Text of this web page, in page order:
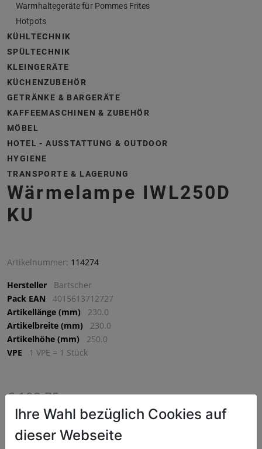
Warmhaltegeräte für Pommes Frites
Hotpots
KÜHLTECHNIK
SPÜLTECHNIK
KLEINGERÄTE
KÜCHENZUBEHÖR
GETRÄNKE & BARGERÄTE
KAFFEEMASCHINEN & ZUBEHÖR
MÖBEL
HOTEL - AUSSTATTUNG & OUTDOOR
HYGIENE
TRANSPORTE & LAGERUNG
Wärmelampe IWL250D
KU
Artikelnummer: 114274
Hersteller
Bartscher
Pack EAN
4015613712727
Artikellänge (mm)
230.0
Artikelbreite (mm)
230.0
Artikelhöhe (mm)
250.0
VPE
1 VPE = 1 Stück
€ 108,75
exkl. MwSt. (€ 130,50 inkl. MwSt.) zzgl.Versandkosten
Lieferzeit: 5-7 Werktage
Ihre Wahl bezüglich Cookies auf
dieser Webseite